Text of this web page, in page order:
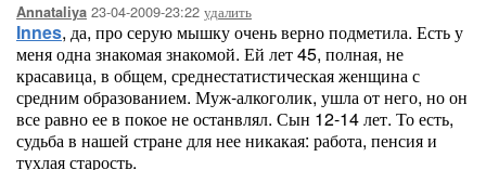
Annataliya 23-04-2009-23:22 удалить
Innes, да, про серую мышку очень верно подметила. Есть у
меня одна знакомая знакомой. Ей лет 45, полная, не
красавица, в общем, среднестатистическая женщина с
средним образованием. Муж-алкоголик, ушла от него, но он
все равно ее в покое не останвлял. Сын 12-14 лет. То есть,
судьба в нашей стране для нее никакая: работа, пенсия и
тухлая старость.